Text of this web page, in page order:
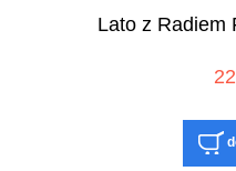
Lato z Radiem